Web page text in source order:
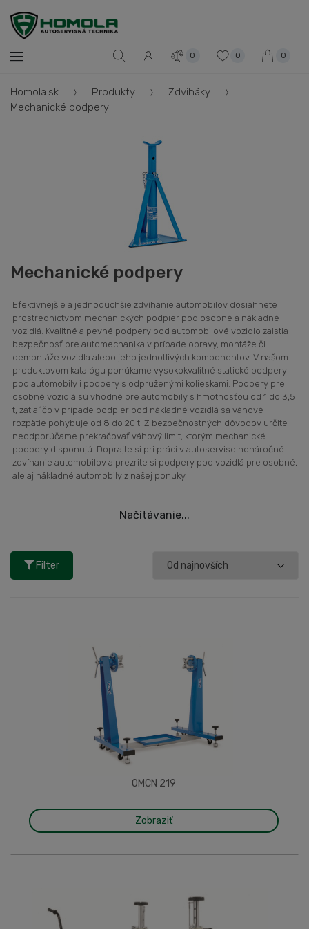
0 0 0
Homola.sk Produkty
Zdviháky
Mechanické podpery
Mechanické podpery
Efektívnejšie a jednoduchšie zdvíhanie automobilov dosiahnete
prostredníctvom mechanických podpier pod osobné a nákladné
vozidlá. Kvalitné a pevné podpery pod automobilové vozidlo zaistia
bezpečnosť pre automechanika v prípade opravy, montáže či
demontáže vozidla alebo jeho jednotlivých komponentov. V našom
produktovom katalógu ponúkame vysokokvalitné statické podpery
pod automobily i podpery s odpruženými kolieskami. Podpery pre
osobné vozidlá sú vhodné pre automobily s hmotnosťou od 1 do 3,5
t, zatiaľ čo v prípade podpier pod nákladné vozidlá sa váhové
rozpätie pohybuje od 8 do 20 t. Z bezpečnostných dôvodov určite
neodporúčame prekračovať váhový limit, ktorým mechanické
podpery disponujú. Doprajte si pri práci v autoservise nenáročné
zdvíhanie automobilov a prezrite si podpery pod vozidlá pre osobné,
ale aj nákladné automobily z našej ponuky.
Načítávanie...
Filter
OMCN 219
Zobraziť